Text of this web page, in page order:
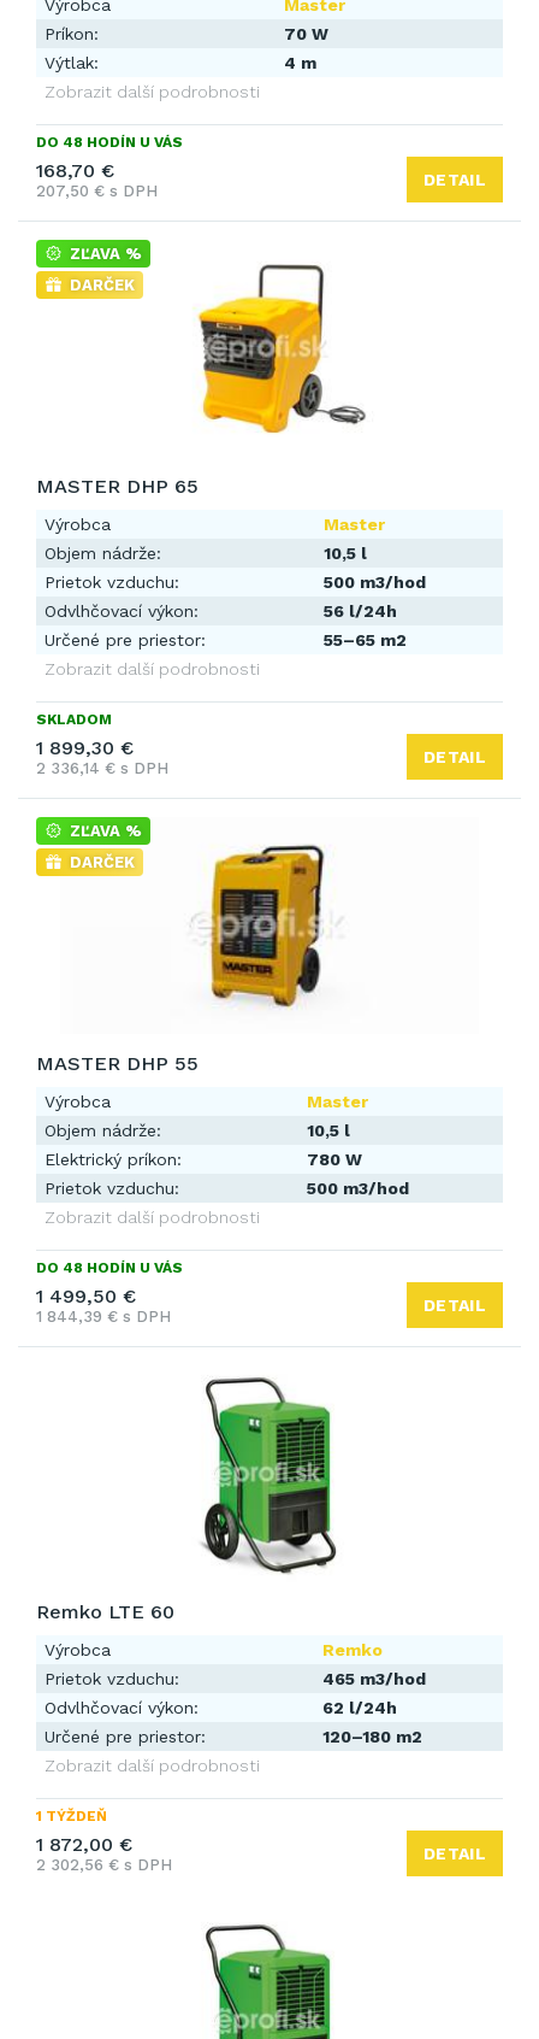
Výrobca
Master
Príkon:
70 W
Výtlak:
4 m
Zobrazit další podrobnosti
DO 48 HODÍN U VÁS
168,70 €
207,50 € s DPH
DETAIL
ZĽAVA %
DARČEK
MASTER DHP 65
Výrobca
Master
Objem nádrže:
10,5 l
Prietok vzduchu:
500 m3/hod
Odvlhčovací výkon:
56 l/24h
Určené pre priestor:
55–65 m2
Zobrazit další podrobnosti
SKLADOM
1 899,30 €
2 336,14 € s DPH
DETAIL
ZĽAVA %
DARČEK
MASTER DHP 55
Výrobca
Master
Objem nádrže:
10,5 l
Elektrický príkon:
780 W
Prietok vzduchu:
500 m3/hod
Zobrazit další podrobnosti
DO 48 HODÍN U VÁS
1 499,50 €
1 844,39 € s DPH
DETAIL
Remko LTE 60
Výrobca
Remko
Prietok vzduchu:
465 m3/hod
Odvlhčovací výkon:
62 l/24h
Určené pre priestor:
120–180 m2
Zobrazit další podrobnosti
1 TÝŽDEŇ
1 872,00 €
2 302,56 € s DPH
DETAIL